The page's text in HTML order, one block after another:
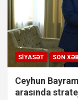
SIYASƏT SON
Ceyhun
arasında